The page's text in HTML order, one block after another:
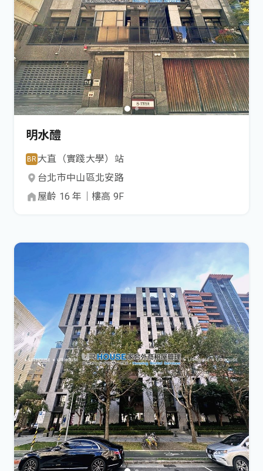
明水醴
BR 大直（實踐大學） 站
台北市中山區北安路
屋齡 16 年 樓高 9 F